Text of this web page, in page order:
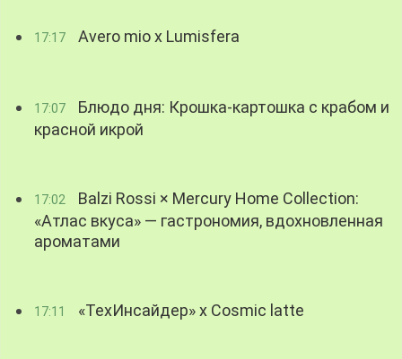
17:17 Avero mio x Lumisfera
17:07
Блюдо дня: Крошка-картошка с крабом и
красной икрой
17:02
Balzi Rossi × Mercury Home Collection:
«Атлас вкуса» — гастрономия, вдохновленная
ароматами
17:11 «ТехИнсайдер» х Cosmic latte